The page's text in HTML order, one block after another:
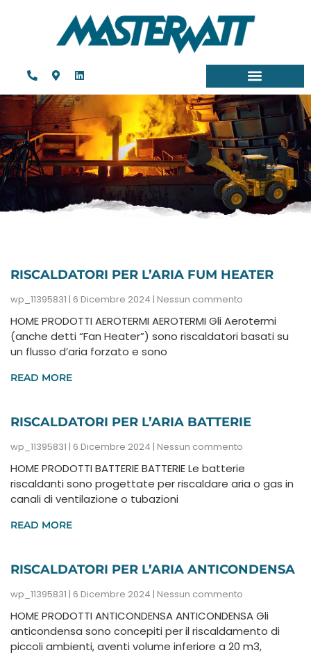
RISCALDATORI PER L’ARIA FUM HEATER
wp_11395831 6 Dicembre 2024 Nessun commento
HOME PRODOTTI AEROTERMI AEROTERMI Gli Aerotermi
(anche detti “Fan Heater”) sono riscaldatori basati su
un flusso d’aria forzato e sono
READ MORE
RISCALDATORI PER L’ARIA BATTERIE
wp_11395831 6 Dicembre 2024 Nessun commento
HOME PRODOTTI BATTERIE BATTERIE Le batterie
riscaldanti sono progettate per riscaldare aria o gas in
canali di ventilazione o tubazioni
READ MORE
RISCALDATORI PER L’ARIA ANTICONDENSA
wp_11395831 6 Dicembre 2024 Nessun commento
HOME PRODOTTI ANTICONDENSA ANTICONDENSA Gli
anticondensa sono concepiti per il riscaldamento di
piccoli ambienti, aventi volume inferiore a 20 m3,